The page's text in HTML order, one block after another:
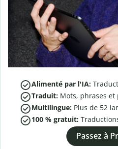
Alimenté par l'IA:
Traduit: Mots, phrases et
Multilingue: Plus de 52
100 % gratuit:
Passez à